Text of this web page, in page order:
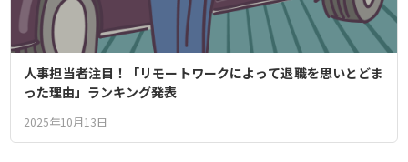
人事担当者注目！「リモートワークによって退職を思いとどま
った理由」ランキング発表
2025年10月13日